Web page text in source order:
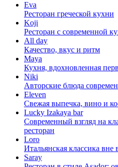
Eva
Ресторан греческой кухни
Koji
Ресторан с cовременной
All day
Качество, вкус и ритм
Maya
Кухня, вдохновленная
Niki
Авторские блюда
Eleven
Свежая выпечка, вино и
Lucky Izakaya bar
Современный взгляд на
ресторан
Loro
Итальянская классика вне
Saray